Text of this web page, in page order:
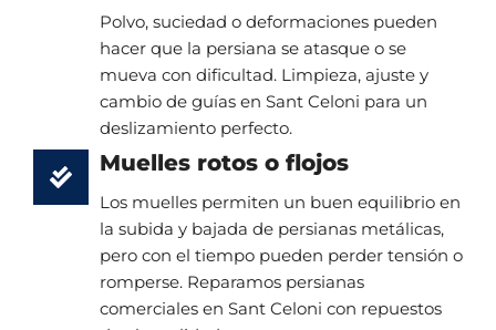
Polvo, suciedad o deformaciones pueden
hacer que la persiana se atasque o se
mueva con dificultad. Limpieza, ajuste y
cambio de guías en Sant Celoni para un
deslizamiento perfecto.
Muelles rotos o flojos
Los muelles permiten un buen equilibrio en
la subida y bajada de persianas metálicas,
pero con el tiempo pueden perder tensión o
romperse. Reparamos persianas
comerciales en Sant Celoni con repuestos